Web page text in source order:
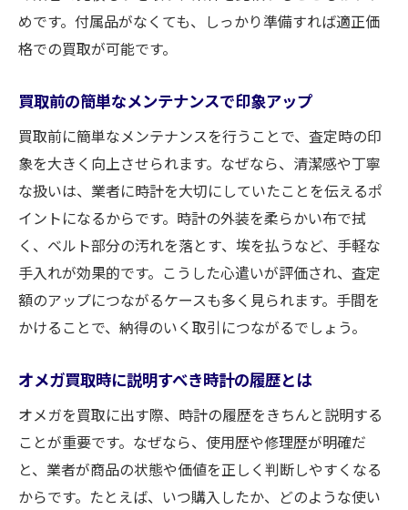
めです。付属品がなくても、しっかり準備すれば適正価
格での買取が可能です。
買取前の簡単なメンテナンスで印象アップ
買取前に簡単なメンテナンスを行うことで、査定時の印
象を大きく向上させられます。なぜなら、清潔感や丁寧
な扱いは、業者に時計を大切にしていたことを伝えるポ
イントになるからです。時計の外装を柔らかい布で拭
く、ベルト部分の汚れを落とす、埃を払うなど、手軽な
手入れが効果的です。こうした心遣いが評価され、査定
額のアップにつながるケースも多く見られます。手間を
かけることで、納得のいく取引につながるでしょう。
オメガ買取時に説明すべき時計の履歴とは
オメガを買取に出す際、時計の履歴をきちんと説明する
ことが重要です。なぜなら、使用歴や修理歴が明確だ
と、業者が商品の状態や価値を正しく判断しやすくなる
からです。たとえば、いつ購入したか、どのような使い